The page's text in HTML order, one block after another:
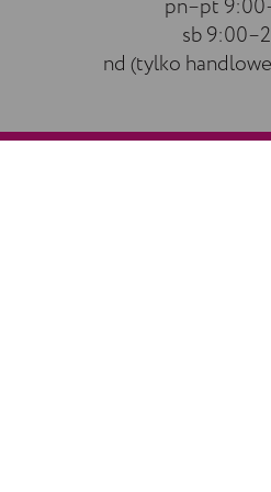
pn–pt
sb
nd (tylko